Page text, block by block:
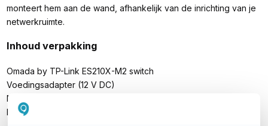
monteert hem aan de wand, afhankelijk van de inrichting van je
netwerkruimte.
Inhoud verpakking
Omada by TP-Link ES210X-M2 switch
Voedingsadapter (12 V DC)
Montagemateriaal
Installatiehandleiding